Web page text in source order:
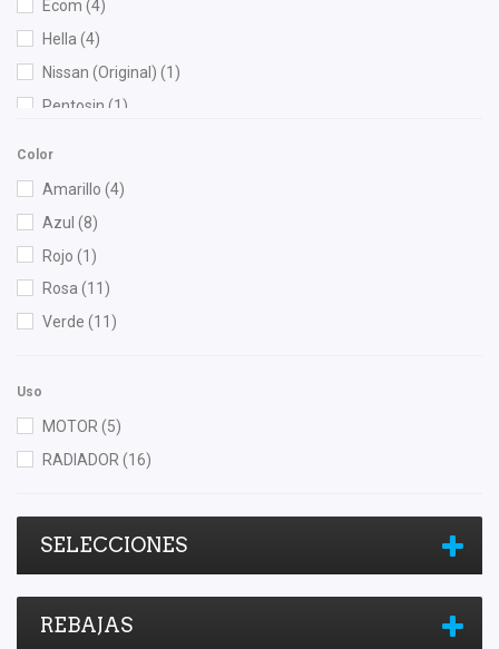
Ecom (4)
Hella (4)
Nissan (Original) (1)
Pentosin (1)
Color
Amarillo (4)
Azul (8)
Rojo (1)
Rosa (11)
Verde (11)
Uso
MOTOR (5)
RADIADOR (16)
SELECCIONES
REBAJAS